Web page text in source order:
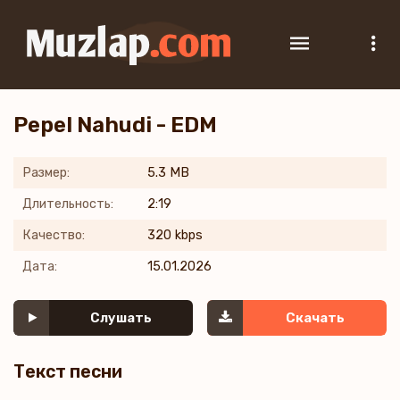
Pepel Nahudi - EDM
Размер: 5.3 MB
Длительность: 2:19
Качество: 320 kbps
Дата: 15.01.2026
Слушать Скачать
Текст песни